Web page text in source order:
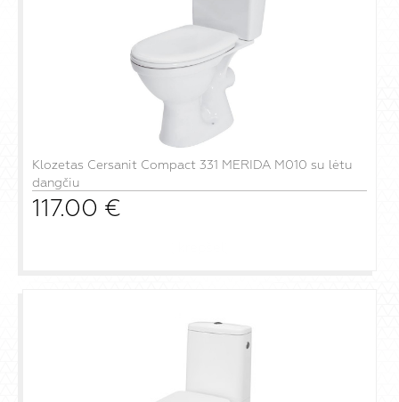
Klozetas Cersanit Compact 331 MERIDA M010 su lėtu
dangčiu
117.00 €